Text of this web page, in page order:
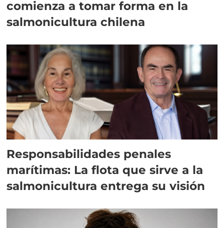
comienza a tomar forma en la
salmonicultura chilena
Responsabilidades penales
marítimas: La flota que sirve a la
salmonicultura entrega su visión